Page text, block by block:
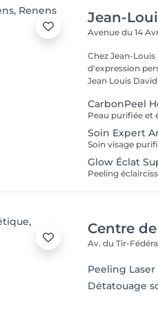
Jean-
Avenue du 14
Chez Jean-
d'expression
Jean Louis
CarbonPeel
Soin Expert
Glow Éclat
Centre
Av. du Tir-
Peeling
Détatouage